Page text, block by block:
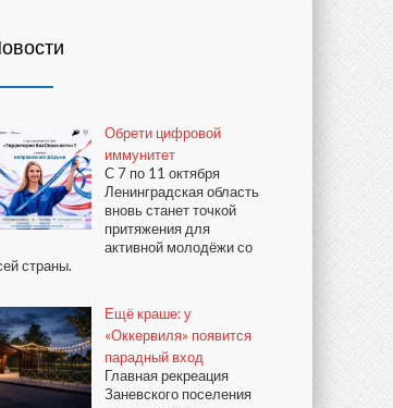
Обрети цифровой
иммунитет
С 7 по 11 октября
Ленинградская область
вновь станет точкой
притяжения для
активной молодёжи со
страны.
Ещё краше: у
«Оккервиля» появится
парадный вход
Главная рекреация
Заневского поселения